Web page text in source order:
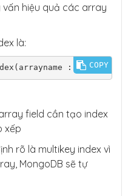
hiệu quả các array
là:
: type)
COPY
field cần tạo index
xếp
rõ là multikey index vì
MongoDB sẽ tự